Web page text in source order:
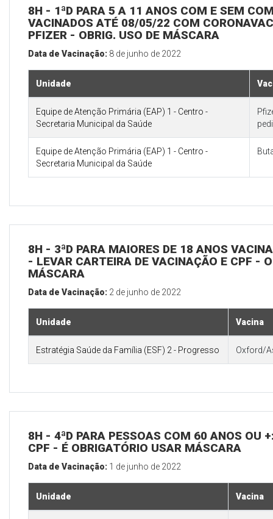
8H - 1ªD PARA 5 A 11 ANOS COM E SEM
VACINADOS ATÉ 08/05/22 COM
PFIZER - OBRIG. USO DE MÁSCARA
Data de Vacinação: 8 de junho de 2022
Unidade
Equipe de Atenção Primária (EAP) 1 - Centro -
Secretaria Municipal da Saúde
Equipe de Atenção Primária (EAP) 1 - Centro -
Secretaria Municipal da Saúde
8H - 3ªD PARA MAIORES DE 18 ANOS
- LEVAR CARTEIRA DE VACINAÇÃO E CPF -
MÁSCARA
Data de Vacinação: 2 de junho de 2022
Unidade Vacina
Estratégia Saúde da Família (ESF) 2 - Progresso Oxford/
8H - 4ªD PARA PESSOAS COM 60 ANOS OU
CPF - É OBRIGATÓRIO USAR MÁSCARA
Data de Vacinação: 1 de junho de 2022
Unidade Vacina